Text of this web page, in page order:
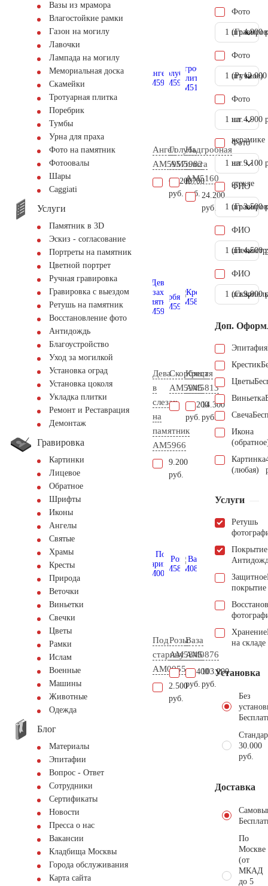
Вазы из мрамора
Влагостойкие рамки
Газон на могилу
Лавочки
Лампада на могилу
Мемориальная доска
Скамейки
Тротуарная плитка
Поребрик
Тумбы
Урна для праха
Фото на памятник
Фотоовалы
Шары
Сaggiati
Услуги
Памятник в 3D
Эскиз - согласование
Портреты на памятник
Цветной портрет
Ручная гравировка
Гравировка с выездом
Ретушь на памятник
Восстановление фото
Антидождь
Благоустройство
Уход за могилкой
Установка оград
Установка цоколя
Укладка плитки
Ремонт и Реставрация
Демонтаж
Гравировка
Картинки
Лицевое
Обратное
Шрифты
Иконы
Ангелы
Святые
Храмы
Кресты
Природа
Веточки
Виньетки
Свечки
Цветы
Рамки
Ислам
Военные
Машины
Животные
Одежда
Блог
Материалы
Эпитафии
Вопрос - Ответ
Сотрудники
Сертификаты
Новости
Пресса о нас
Вакансии
Кладбища Москвы
Города обслуживания
Карта сайта
Ангел
AM5957
61.200
руб.
Голубь
AM5982
6.700
руб.
Надгробная
плита
AM5160
24.200
руб.
Дева
в
слезах
на
памятник
AM5966
9.200
руб.
Скорбящая
AM5945
61.200
руб.
Крест
AM5813
14.300
руб.
Под
старину
AM0055
2.500
руб.
Розы
AM5845
41.400
руб.
Ваза
AM0876
103.200
руб.
Фото
1 шт.4.900
Фото
(Ручное)
1 шт.
Фото
на
керамике
1 шт. 4.900
Фото
на
стекле
1 шт. 9.100
ФИО
1 шт.3.500
ФИО
1 шт.4.500
ФИО
1 шт.9.000
Доп.
Эпитафия
Крестик
Цветы
Виньетка
Свеча
Икона
Картинка
(любая)
Услуги
Ретушь
Покрытие
Защитное
покрытие
Хранение
на складе
Установка
Без
30.000
руб.
Доставка
По
Москве
(от
МКАД
до 5